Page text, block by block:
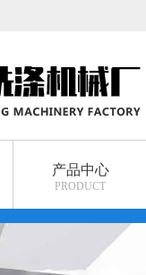
产品中心
PRODUCT